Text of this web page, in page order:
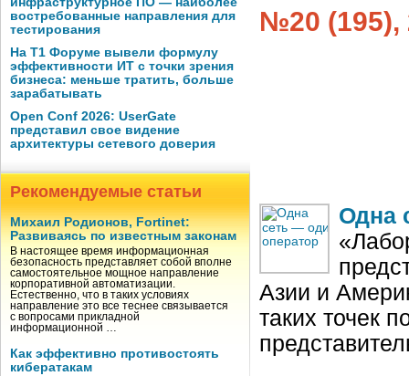
востребованные направления для
тестирования
На Т1 Форуме вывели формулу
эффективности ИТ с точки зрения
бизнеса: меньше тратить, больше
зарабатывать
Open Conf 2026: UserGate
представил свое видение
архитектуры сетевого доверия
Рекомендуемые статьи
Михаил Родионов, Fortinet:
Развиваясь по известным законам
В настоящее время информационная
безопасность представляет собой вполне
самостоятельное мощное направление
корпоративной автоматизации.
Естественно, что в таких условиях
направление это все теснее связывается
с вопросами прикладной
информационной …
Как эффективно противостоять
кибератакам
№20 (195),
Одна
Азии и
таких точек